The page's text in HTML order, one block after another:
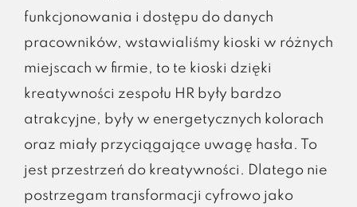
funkcjonowania i dostępu do danych
pracowników, wstawialiśmy kioski w różnych
miejscach w firmie, to te kioski dzięki
kreatywności zespołu HR były bardzo
atrakcyjne, były w energetycznych kolorach
oraz miały przyciągające uwagę hasła. To
jest przestrzeń do kreatywności. Dlatego nie
postrzegam transformacji cyfrowo jako